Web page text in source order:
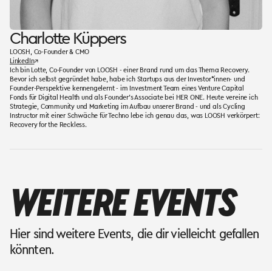
Charlotte Küppers
LOOSH, Co-Founder & CMO
LinkedIn↗
Ich bin Lotte, Co-Founder von LOOSH - einer Brand rund um das Thema Recovery.
Bevor ich selbst gegründet habe, habe ich Startups aus der Investor*innen- und
Founder-Perspektive kennengelernt - im Investment Team eines Venture Capital
Fonds für Digital Health und als Founder's Associate bei HER ONE. Heute vereine ich
Strategie, Community und Marketing im Aufbau unserer Brand - und als Cycling
Instructor mit einer Schwäche für Techno lebe ich genau das, was LOOSH verkörpert:
Recovery for the Reckless.
WEITERE EVENTS
Hier sind weitere Events, die dir vielleicht gefallen
könnten.